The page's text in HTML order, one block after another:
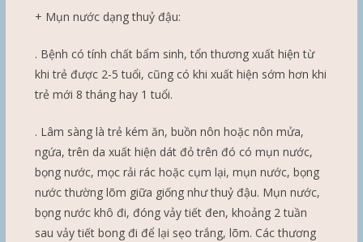
+ Mụn nước dạng thuỷ đậu:
. Bệnh có tính chất bẩm sinh, tổn thương xuất hiện từ
khi trẻ được 2-5 tuổi, cũng có khi xuất hiện sớm hơn khi
trẻ mới 8 tháng hay 1 tuổi.
. Lâm sàng là trẻ kém ăn, buồn nôn hoặc nôn mửa,
ngứa, trên da xuất hiện dát đỏ trên đó có mụn nước,
bọng nước, mọc rải rác hoặc cụm lại, mụn nước, bọng
nước thường lõm giữa giống như thuỷ đậu. Mụn nước,
bọng nước khô đi, đóng vảy tiết đen, khoảng 2 tuần
sau vảy tiết bong đi để lại sẹo trắng, lõm. Các thương